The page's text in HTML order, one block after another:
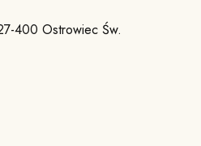
400 Ostrowiec Św.